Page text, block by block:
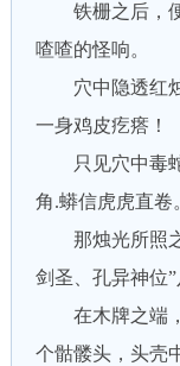
铁栅之后，便
喳喳的怪响。
穴中隐透红烛
一身鸡皮疙瘩！
只见穴中毒蛇
角.蟒信虎虎直卷
那烛光所照之
剑圣、孔异神位
在木牌之端，
个骷髅头，头壳